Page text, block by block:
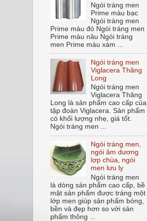
Ngói tráng men
Prime màu bạc
Ngói tráng men
Prime màu đỏ Ngói tráng men
Prime màu nâu Ngói tráng
men Prime màu xám ...
Ngói tráng men
Viglacera Thăng
Long
Ngói tráng men
Viglacera Thăng
Long là sản phẩm cao cấp của
tập đoàn Viglacera. Sản phẩm
có khối lượng nhẹ, giá tốt.
Ngói tráng men ...
Ngói tráng men,
ngói âm dương
lợp chùa, ngói
men lưu ly
Ngói tráng men
là dòng sản phẩm cao cấp, bề
mặt sản phẩm được tráng một
lớp men giúp sản phẩm bóng,
bền và đẹp hơn so với sản
phẩm thông ...